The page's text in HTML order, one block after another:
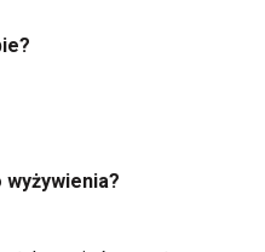
wyżywienia?